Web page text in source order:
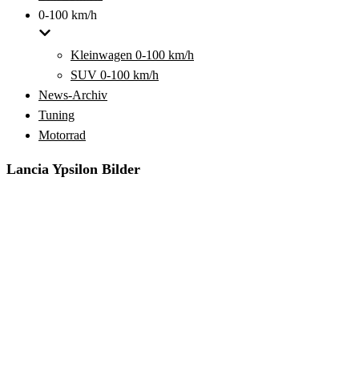
0-100 km/h
Kleinwagen 0-100 km/h
SUV 0-100 km/h
News-Archiv
Tuning
Motorrad
Lancia Ypsilon Bilder